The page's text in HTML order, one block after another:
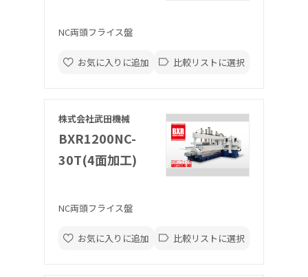
NC両頭フライス盤
お気に入りに追加 比較リストに選択
株式会社武田機械
BXR1200NC-
30T(4面加工)
NC両頭フライス盤
お気に入りに追加 比較リストに選択